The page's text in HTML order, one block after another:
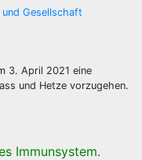
Gesellschaft
3. April 2021 eine
und Hetze vorzugehen.
Immunsystem.